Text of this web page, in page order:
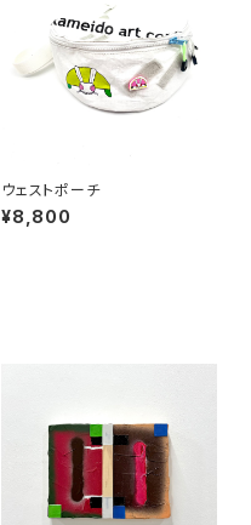
ウェストポーチ
¥8,800